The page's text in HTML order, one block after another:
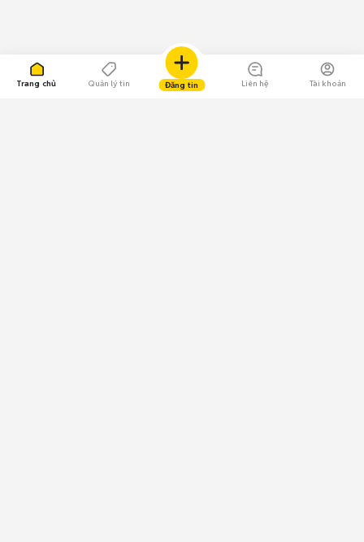
Trang chủ Quản lý tin Đăng tin Liên hệ Tài khoản